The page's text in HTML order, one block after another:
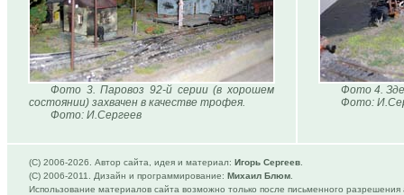
Фото 3. Паровоз 92-й серии (в хорошем
состоянии) захвачен в качестве трофея.
Фото: И.Сергеев
Фото 4.
Фото:
(C) 2006-2026. Автор сайта, идея и материал: Игорь Сергеев
(C) 2006-2011. Дизайн и программирование: Михаил Блюм
Использование материалов сайта возможно только после письменного разрешения